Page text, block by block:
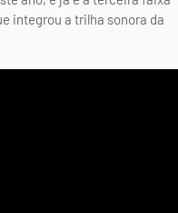
integrou a trilha sonora da